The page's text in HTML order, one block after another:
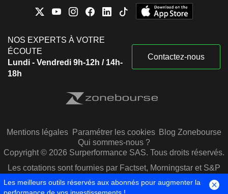
NOS EXPERTS À VOTRE
ÉCOUTE
Lundi - Vendredi 9h-12h / 14h-
18h
Contactez-nous
Mentions légales Paramétrer les cookies Blog Zonebourse
Qui sommes-nous ?
Copyright © 2026 Surperformance SAS. Tous droits réservés.
Les cotations sont fournies par Factset, Morningstar et S&P
Capital IQ
Les meilleurs outils réservés aux abonnés pour augmenter la